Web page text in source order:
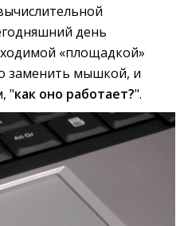
день
«площадкой»
заменить мышкой, и
"как оно работает?".